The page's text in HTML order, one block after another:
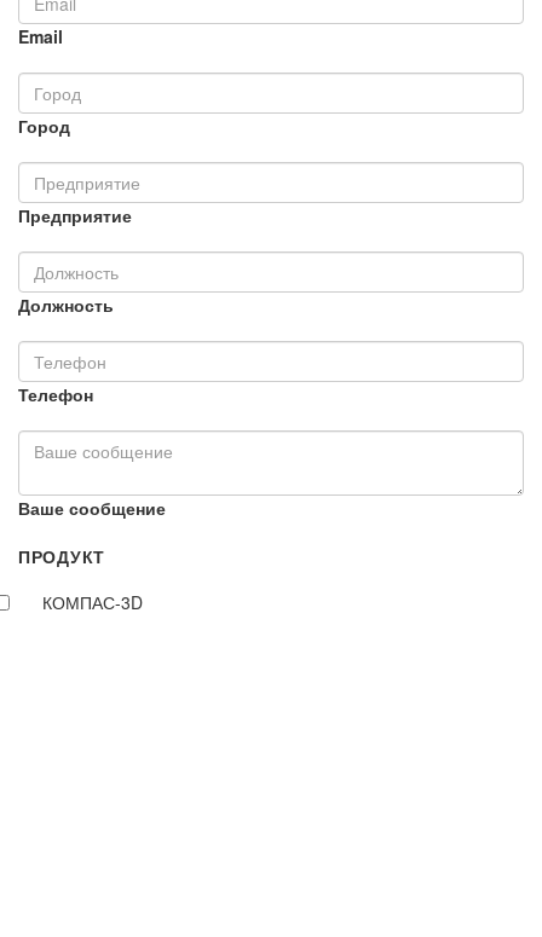
Email
Город
Предприятие
Должность
Телефон
Ваше сообщение
ПРОДУКТ
КОМПАС-3D